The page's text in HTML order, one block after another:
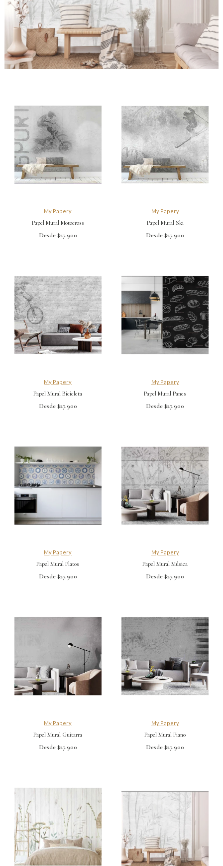
My Papery
Papel Mural Motocross
Desde $27.900
My Papery
Papel Mural Ski
Desde $27.900
My Papery
Papel Mural Bicicleta
Desde $27.900
My Papery
Papel Mural Panes
Desde $27.900
My Papery
Papel Mural Platos
Desde $27.900
My Papery
Papel Mural Música
Desde $27.900
My Papery
Papel Mural Guitarra
Desde $27.900
My Papery
Papel Mural Piano
Desde $27.900